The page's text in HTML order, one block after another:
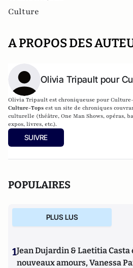
Culture
A PROPOS DES
Olivia Tripault pour
Olivia Tripault est chroniqueuse pour Culture-
Culture-Tops est un site de chroniques
culturelle (théâtre, One Man Shows, opéras,
expos, livres, etc.).
SUIVRE
POPULAIRES
PLUS LUS
1Jean Dujardin & Laetitia
nouveaux amours, Vanessa